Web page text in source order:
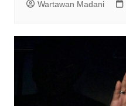
Wartawan Madani